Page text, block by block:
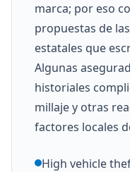
marca; por eso
propuestas de
estatales que
Algunas
historiales
millaje y otras
factores locales
High vehicle